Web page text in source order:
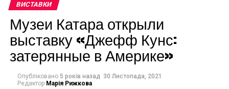
дозволив колекціонерам та любителям мистецтва
переглядати стенди учасників, робити запити на
продаж та отримувати доступ до інформації про
ярмарок онлайн через Artsynet та додаток Artsy.
Его работы наполнены его художественным
Через свои работы, Андрей пытается говорить со
ВИСТАВКИ
Музеи Катара открыли
выставку «Джефф Кунс:
затерянные в Америке»
Опубліковано 5 років назад 30 Листопада, 2021
Редактор Марія Рижкова